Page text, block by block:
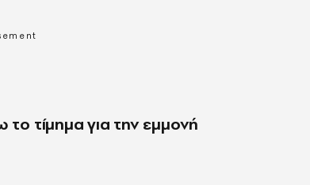
τίμημα για την εμμονή